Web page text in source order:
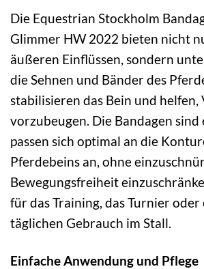
Die Equestrian Stockholm
Glimmer HW 2022 bieten nicht
äußeren Einflüssen, sondern
die Sehnen und Bänder des
stabilisieren das Bein und helfen,
vorzubeugen. Die Bandagen sind
passen sich optimal an die
Pferdebeins an, ohne
Bewegungsfreiheit
für das Training, das Turnier
täglichen Gebrauch im Stall.
Einfache Anwendung und Pflege